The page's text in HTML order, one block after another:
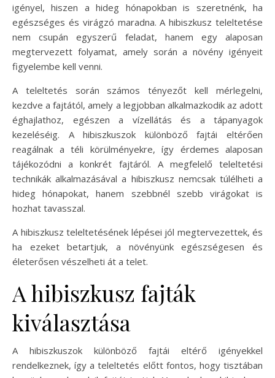
igényel, hiszen a hideg hónapokban is szeretnénk, ha
egészséges és virágzó maradna. A hibiszkusz teleltetése
nem csupán egyszerű feladat, hanem egy alaposan
megtervezett folyamat, amely során a növény igényeit
figyelembe kell venni.
A teleltetés során számos tényezőt kell mérlegelni,
kezdve a fajtától, amely a legjobban alkalmazkodik az adott
éghajlathoz, egészen a vízellátás és a tápanyagok
kezeléséig. A hibiszkuszok különböző fajtái eltérően
reagálnak a téli körülményekre, így érdemes alaposan
tájékozódni a konkrét fajtáról. A megfelelő teleltetési
technikák alkalmazásával a hibiszkusz nemcsak túlélheti a
hideg hónapokat, hanem szebbnél szebb virágokat is
hozhat tavasszal.
A hibiszkusz teleltetésének lépései jól megtervezettek, és
ha ezeket betartjuk, a növényünk egészségesen és
életerősen vészelheti át a telet.
A hibiszkusz fajták
kiválasztása
A hibiszkuszok különböző fajtái eltérő igényekkel
rendelkeznek, így a teleltetés előtt fontos, hogy tisztában